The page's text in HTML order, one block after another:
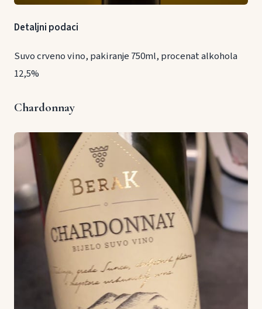
Detaljni podaci
Suvo crveno vino, pakiranje 750ml, procenat alkohola
12,5%
Chardonnay